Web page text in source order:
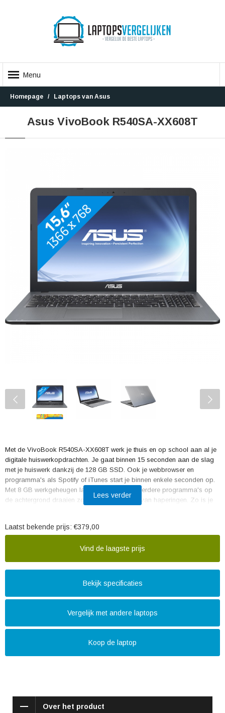
Menu
Homepage Laptops van Asus
Asus VivoBook R540SA-XX608T
Met de VivoBook R540SA-XX608T werk je thuis en op school aan al je
digitale huiswerkopdrachten. Je gaat binnen 15 seconden aan de slag
met je huiswerk dankzij de 128 GB SSD. Ook je webbrowser en
programma's als Spotify of iTunes start je binnen enkele seconden op.
Met 8 GB werkgeheugen laat je eenvoudig meerdere programma's op
de achtergrond draaien zonder last te krijgen van haperingen. Zo is je
Lees verder
Laatst bekende prijs: €379,00
Vind de laagste prijs
Bekijk specificaties
Vergelijk met andere laptops
Koop de laptop
Over het product